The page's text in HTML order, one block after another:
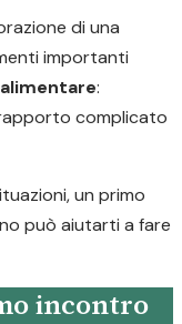
di una
importanti
:
complicato
un primo
può aiutarti a fare
incontro